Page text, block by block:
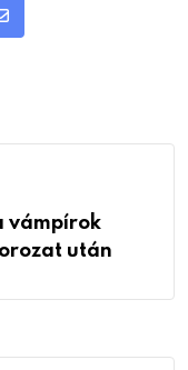
vámpírok
után